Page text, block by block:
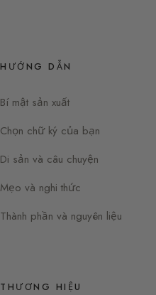
HƯỚNG DẪN
Bí mật sản xuất
Chọn chữ ký của bạn
Di sản và câu chuyện
Mẹo và nghi thức
Thành phần và nguyên liệu
THƯƠNG HIỆU